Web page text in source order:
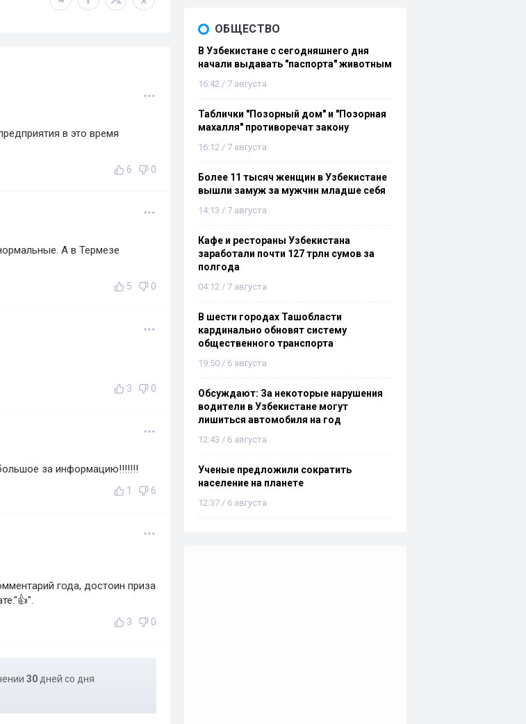
в это время
6 0
А в Термезе
5 0
3 0
за информацию!!!!!!!
1 6
года, достоин приза
3 0
30 дней со дня
ОБЩЕСТВО
В Узбекистане с сегодняшнего дня
начали выдавать "паспорта" животным
16:42 / 7 августа
Таблички "Позорный дом" и "Позорная
махалля" противоречат закону
16:12 / 7 августа
Более 11 тысяч женщин в Узбекистане
вышли замуж за мужчин младше себя
14:13 / 7 августа
Кафе и рестораны Узбекистана
заработали почти 127 трлн сумов за
полгода
04:12 / 7 августа
В шести городах Ташобласти
кардинально обновят систему
общественного транспорта
19:50 / 6 августа
Обсуждают: За некоторые нарушения
водители в Узбекистане могут
лишиться автомобиля на год
12:43 / 6 августа
Ученые предложили сократить
население на планете
12:37 / 6 августа